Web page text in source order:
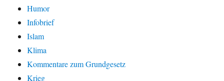
Humor
Infobrief
Islam
Klima
Kommentare zum Grundgesetz
Krieg